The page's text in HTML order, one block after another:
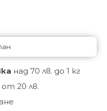
над 70 лв. до 1 кг
от 20 лв.